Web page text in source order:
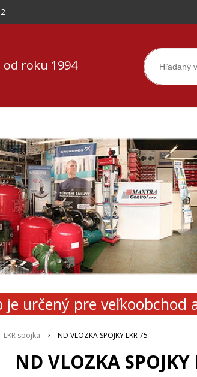
roku 1994
je určený pre veľkoobchod
LKR spojka ND VLOZKA SPOJKY LKR 75
ND VLOZKA SPOJKY